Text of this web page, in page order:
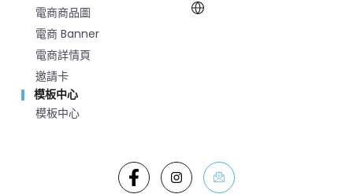
電商商品圖
電商 Banner
電商詳情頁
邀請卡
模板中心
模板中心